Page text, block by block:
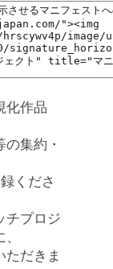
化作品
集約・
くださ
チプロジ
ただきま